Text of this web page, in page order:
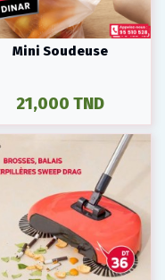
Mini Soudeuse
21,000 TND